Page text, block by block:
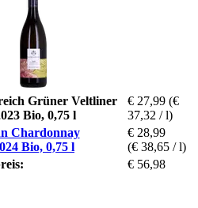
Grüner Veltliner
Bio, 0,75 l
€ 27,99 (€
37,32 / l)
Chardonnay
Bio, 0,75 l
€ 28,99
(€ 38,65 / l)
€ 56,98